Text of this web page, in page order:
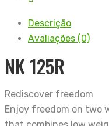
Descrição
Avaliações (0)
NK 125R
Rediscover freedom
Enjoy freedom on two